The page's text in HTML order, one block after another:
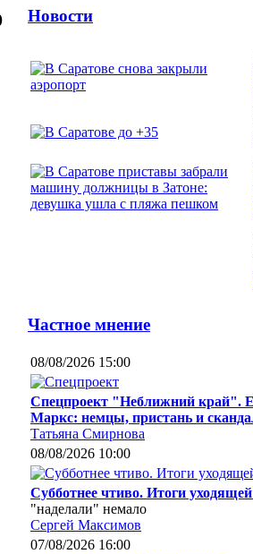
Новости
Частное мнение
08/08/2026 15:00
Спецпроект "Неближний край".
Маркс: немцы, пристань и
Татьяна Смирнова
08/08/2026 10:00
Субботнее чтиво. Итоги
"наделали" немало
Сергей Максимов
07/08/2026 16:00